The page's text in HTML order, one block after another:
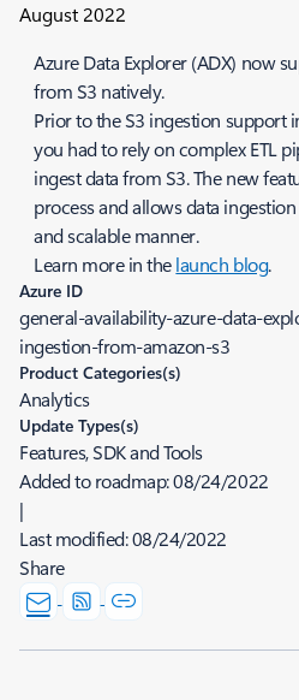
August 2022
Azure Data Explorer (ADX) now
from S3 natively.
Prior to the S3 ingestion support
you had to rely on complex ETL
ingest data from S3. The new
process and allows data
and scalable manner.
Learn more in thelaunch blog.
Azure ID
general-availability-azure-data-
ingestion-from-amazon-s3
Product Categories(s)
Analytics
Update Types(s)
Features, SDK and Tools
Added to roadmap:08/24/2022
|
Last modified:08/24/2022
Share